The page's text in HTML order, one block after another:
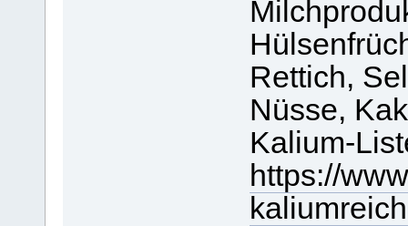
Rettich,
Nüsse,
Kalium-
https://